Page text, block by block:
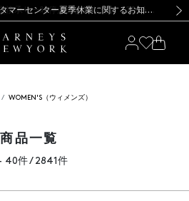
新規登録のお客様も対象！＜MY BARNEYS＞会員のお客様は11,000円（税込）以上のお買上げで常時送料無料！お買い物の際は会員登録を！
一時停止のお知らせ】(2026.8.7) 【オンラインストア カスタマーセンター夏季休業に関するお知らせ】（2026.8.7）
【夏季休業に伴う返品・交換承り一時停止のお知らせ】（2026.8.5）
の影響によるお荷物のお届けについて
SALEのご案内・ご注意事項 新規登録のお客様も対象！＜MY BARNEYS＞会員のお客様は11,000円（税込）以上のお買上げで常時送料無料！お買い物の際は会員登録を！
一時停止のお知らせ】(2026.8.7)
WOMEN'S（ウィメンズ）
商品一覧
40件 / 2841件